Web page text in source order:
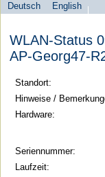
Sprachauswahl
Deutsch
English
Universität
zu
Berlin
Computer-
Medienservice
WLAN-Status
AP-Georg47-
Standort:
Hinweise /
Hardware:
Seriennummer:
Laufzeit: